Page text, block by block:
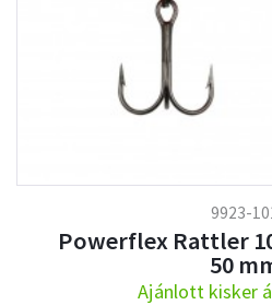
9923-
Powerflex Rattler
50
Ajánlott kisker